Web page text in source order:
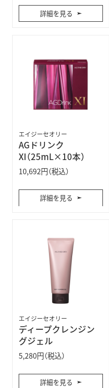
詳細を見る
エイジーセオリー
AGドリンク
XI（25mL×10本）
10,692円（税込）
詳細を見る
エイジーセオリー
ディープクレンジン
グジェル
5,280円（税込）
詳細を見る